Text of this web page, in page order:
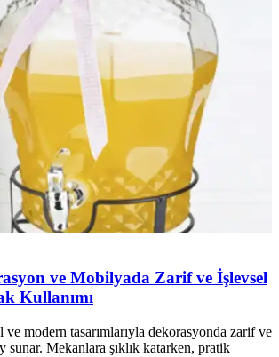
ve Mobilyada Zarif ve İşlevsel
Kullanımı
ve modern tasarımlarıyla dekorasyonda zarif ve
sunar. Mekanlara şıklık katarken, pratik